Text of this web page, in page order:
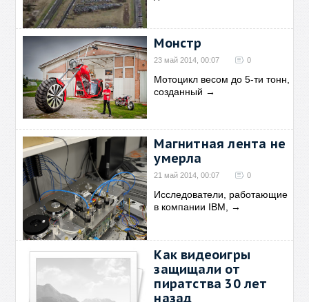
Монстр
23 май 2014, 00:07 0
Мотоцикл весом до 5-ти тонн,
созданный →
Магнитная лента не
умерла
21 май 2014, 00:07 0
Исследователи, работающие
в компании IBM,
→
Как видеоигры
защищали от
пиратства 30 лет
назад